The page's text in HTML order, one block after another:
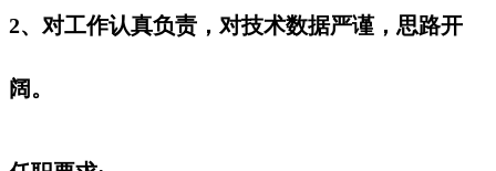
2、对工作认真负责，对技术数据严谨，思路开
阔。